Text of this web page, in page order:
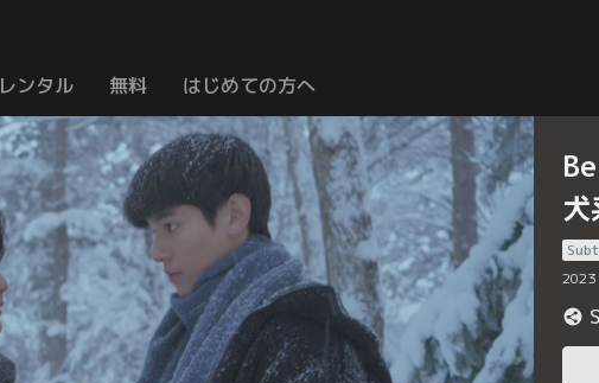
レンタル 無料 はじめての方へ
2023